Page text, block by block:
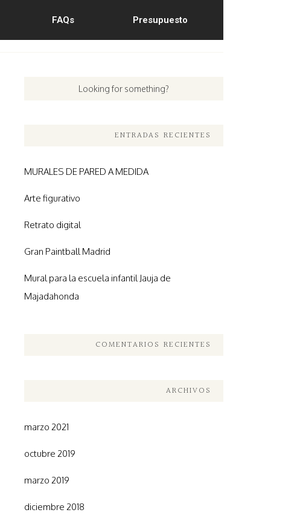
FAQs Presupuesto
ENTRADAS RECIENTES
MURALES DE PARED A MEDIDA
Arte figurativo
Retrato digital
Gran Paintball Madrid
Mural para la escuela infantil Jauja de
Majadahonda
COMENTARIOS RECIENTES
ARCHIVOS
marzo 2021
octubre 2019
marzo 2019
diciembre 2018